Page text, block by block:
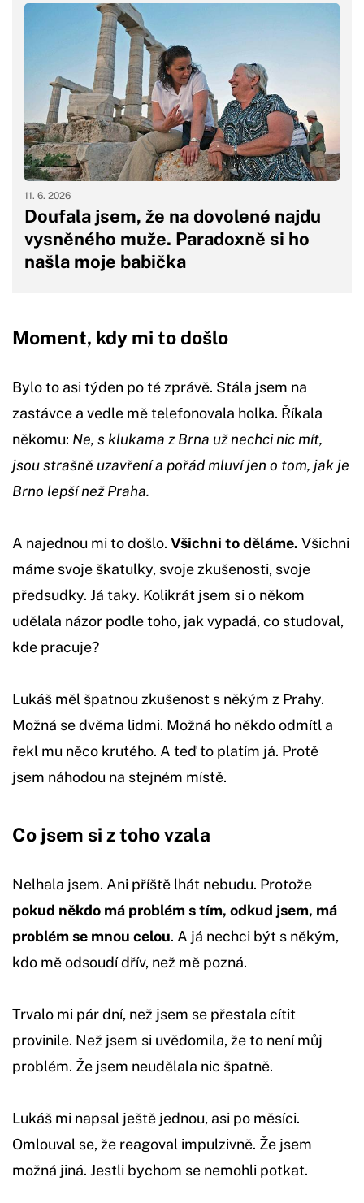
Doufala jsem, že na dovolené najdu
vysněného muže. Paradoxně si ho
našla moje babička
11. 6. 2026
Moment, kdy mi to došlo
Bylo to asi týden po té zprávě. Stála jsem na
zastávce a vedle mě telefonovala holka. Říkala
někomu: Ne, s klukama z Brna už nechci nic mít,
jsou strašně uzavření a pořád mluví jen o tom, jak je
Brno lepší než Praha.
A najednou mi to došlo. Všichni to děláme. Všichni
máme svoje škatulky, svoje zkušenosti, svoje
předsudky. Já taky. Kolikrát jsem si o někom
udělala názor podle toho, jak vypadá, co studoval,
kde pracuje?
Lukáš měl špatnou zkušenost s někým z Prahy.
Možná se dvěma lidmi. Možná ho někdo odmítl a
řekl mu něco krutého. A teď to platím já. Protě
jsem náhodou na stejném místě.
Co jsem si z toho vzala
Nelhala jsem. Ani příště lhát nebudu. Protože
pokud někdo má problém s tím, odkud jsem, má
problém se mnou celou. A já nechci být s někým,
kdo mě odsoudí dřív, než mě pozná.
Trvalo mi pár dní, než jsem se přestala cítit
provinile. Než jsem si uvědomila, že to není můj
problém. Že jsem neudělala nic špatně.
Lukáš mi napsal ještě jednou, asi po měsíci.
Omlouval se, že reagoval impulzivně. Že jsem
možná jiná. Jestli bychom se nemohli potkat.